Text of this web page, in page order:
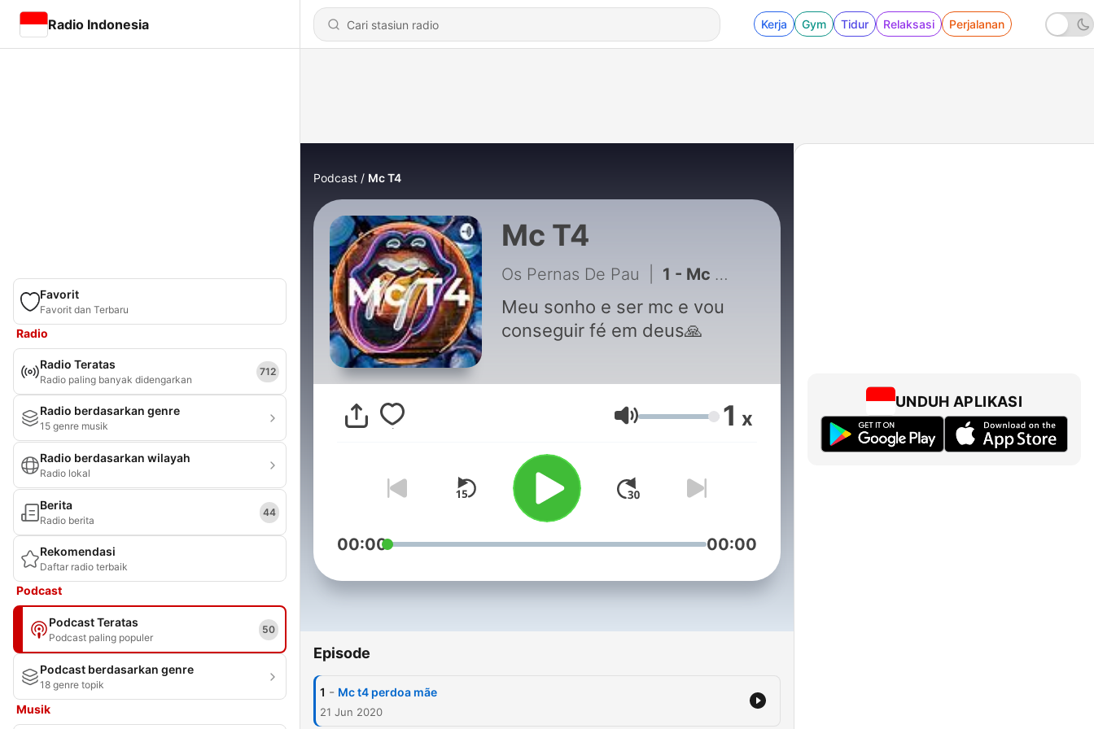
Radio Indonesia Kerja Gym Tidur Relaksasi Perjalanan
Favorit
Favorit dan Terbaru
Radio
Radio Teratas
Radio paling banyak didengarkan
712
Radio berdasarkan genre
15 genre musik
Radio berdasarkan wilayah
Radio lokal
Berita
Radio berita
44
Rekomendasi
Daftar radio terbaik
Podcast
Podcast Teratas
Podcast paling populer
50
Podcast berdasarkan genre
18 genre topik
Musik
Podcast Mc T4
Mc T4
Os Pernas De Pau 1 - Mc t4 perdoa mãe
Meu sonho e ser mc e vou
conseguir fé em deus🙏
Volume 1 x
00:00 00:00
Episode
1 - Mc t4 perdoa mãe
21 Jun 2020
UNDUH APLIKASI